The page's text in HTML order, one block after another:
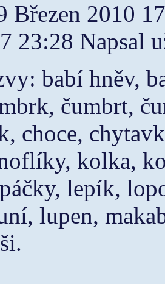
Březen 2010
23:28 Napsal
babí hněv,
čumbrt,
choce,
kolka,
lepík,
lupen,